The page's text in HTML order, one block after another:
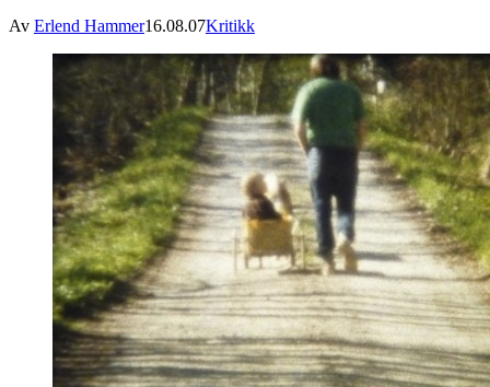
Av Erlend Hammer16.08.07Kritikk